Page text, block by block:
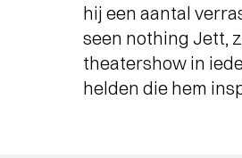
hij een aantal
seen nothing Jett,
theatershow in
helden die hem